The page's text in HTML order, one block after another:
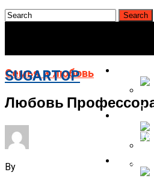
SUGARTOP
Семья и любовь
Любовь
By